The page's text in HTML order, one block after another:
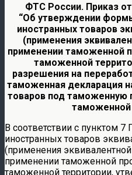
ФТС России. Приказ
“Об утверждении
иностранных товаров
(применения
применении таможенной
таможенной
разрешения на
таможенная декларация
товаров под таможенную
таможенной
В соответствии с пунктом
иностранных товаров
(применения
применении таможенной
таможенной территории,